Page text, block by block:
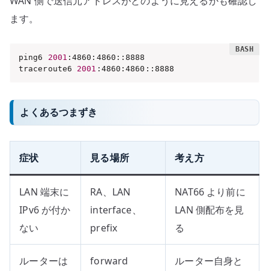
ます。
ping6 2001 :4860:4860::8888
traceroute6 2001 :4860:4860::8888
よくあるつまずき
症状 見る場所 考え方
LAN 端末に
IPv6 が付か
ない
RA、LAN
interface、
prefix
NAT66 より前に
LAN 側配布を見
る
ルーターは
forward
ルーター自身と